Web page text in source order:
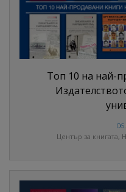
Топ 10 на най-
Център за книгата,